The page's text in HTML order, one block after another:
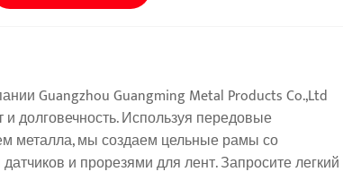
Guangzhou Guangming Metal Products Co.,Ltd
и долговечность. Используя передовые
металла, мы создаем цельные рамы со
и прорезями для лент. Запросите легкий